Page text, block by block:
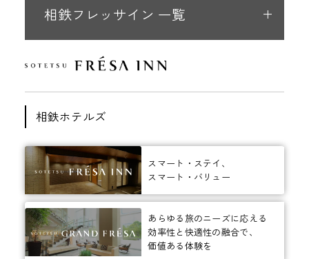
相鉄フレッサイン 一覧
相鉄ホテルズ
スマート・ステイ、
スマート・バリュー
あらゆる旅のニーズに応える
効率性と快適性の融合で、
価値ある体験を